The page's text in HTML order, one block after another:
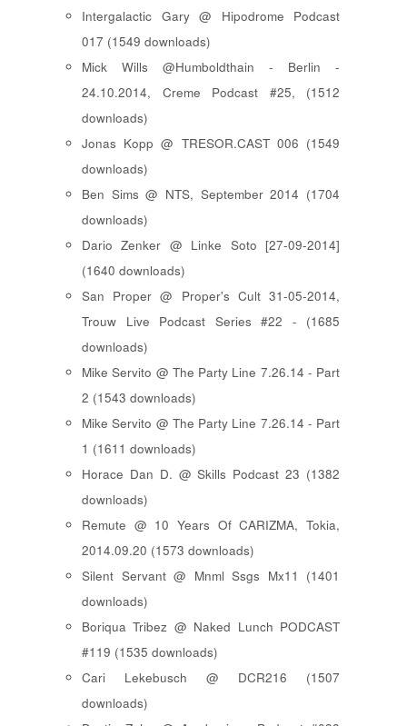
Intergalactic Gary @ Hipodrome Podcast
017 (1549 downloads)
Mick Wills @Humboldthain - Berlin -
24.10.2014, Creme Podcast #25, (1512
downloads)
Jonas Kopp @ TRESOR.CAST 006 (1549
downloads)
Ben Sims @ NTS, September 2014 (1704
downloads)
Dario Zenker @ Linke Soto [27-09-2014]
(1640 downloads)
San Proper @ Proper's Cult 31-05-2014,
Trouw Live Podcast Series #22 - (1685
downloads)
Mike Servito @ The Party Line 7.26.14 - Part
2 (1543 downloads)
Mike Servito @ The Party Line 7.26.14 - Part
1 (1611 downloads)
Horace Dan D. @ Skills Podcast 23 (1382
downloads)
Remute @ 10 Years Of CARIZMA, Tokia,
2014.09.20 (1573 downloads)
Silent Servant @ Mnml Ssgs Mx11 (1401
downloads)
Boriqua Tribez @ Naked Lunch PODCAST
#119 (1535 downloads)
Cari Lekebusch @ DCR216 (1507
downloads)